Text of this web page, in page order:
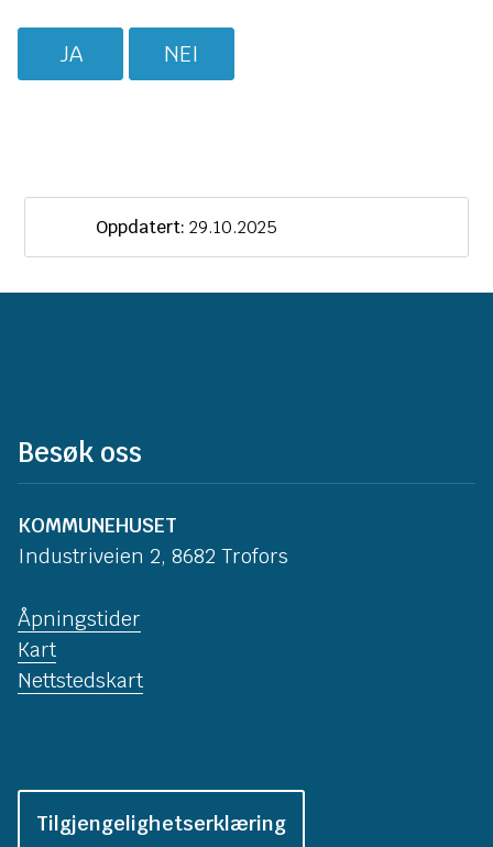
JA NEI
Oppdatert: 29.10.2025
Besøk oss
KOMMUNEHUSET
Industriveien 2, 8682 Trofors
Åpningstider
Kart
Nettstedskart
Tilgjengelighetserklæring